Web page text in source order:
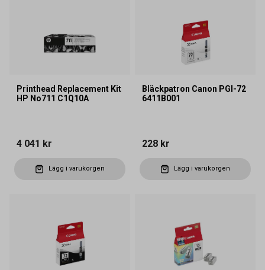
Printhead Replacement Kit
HP No711 C1Q10A
4 041 kr
Lägg i varukorgen
Bläckpatron Canon PGI-72
6411B001
228 kr
Lägg i varukorgen